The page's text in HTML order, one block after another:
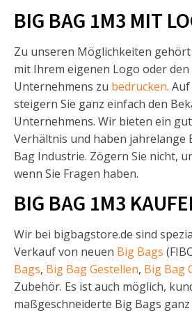
BIG BAG 1M3 MIT
Zu unseren Möglichkeiten
mit Ihrem eigenen Logo oder
Unternehmens zu bedrucken.
steigern Sie ganz einfach den
Unternehmens. Wir bieten ein
Verhältnis und haben jahrelange
Bag Industrie. Zögern Sie nicht,
wenn Sie Fragen haben.
BIG BAG 1M3
Wir bei bigbagstore.de sind
Verkauf von neuen Big Bags
Bags, Big Bag Gestellen, Big Bag
Zubehör. Es ist auch möglich,
maßgeschneiderte Big Bags